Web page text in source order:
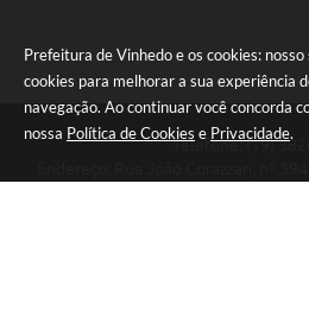
Prefeitura de Vinhedo e os cookies: nosso
cookies para melhorar a sua experiência
navegação. Ao continuar você concorda
nossa Política de Cookies e Privacidade.
Telefone: (19)
Endereço: Rua João Corazzari, nº